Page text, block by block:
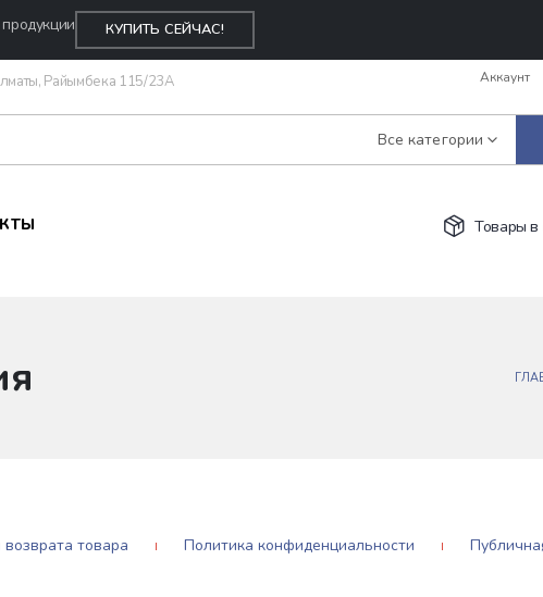
КУПИТЬ СЕЙЧАС!
Райымбека 115/23A Аккаунт
Все категории
Товары в
я
возврата товара Политика конфиденциальности